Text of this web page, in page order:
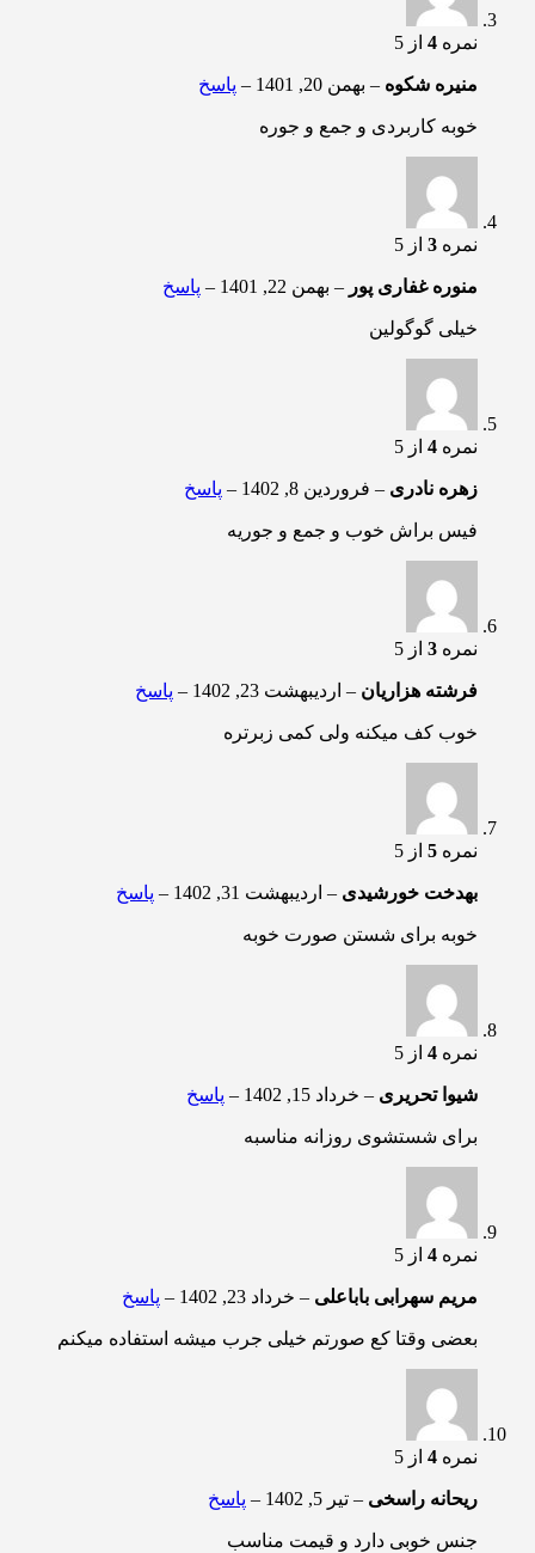
نمره 4 از 5
منیره شکوه – بهمن 20, 1401 – پاسخ
خوبه کاربردی و جمع و جوره
نمره 3 از 5
منوره غفاری پور – بهمن 22, 1401 – پاسخ
خیلی گوگولین
نمره 4 از 5
زهره نادری – فروردین 8, 1402 – پاسخ
فیس براش خوب و جمع و جوریه
نمره 3 از 5
فرشته هزاریان – اردیبهشت 23, 1402 – پاسخ
خوب کف میکنه ولی کمی زبرتره
نمره 5 از 5
بهدخت خورشیدی – اردیبهشت 31, 1402 – پاسخ
خوبه برای شستن صورت خوبه
نمره 4 از 5
شیوا تحریری – خرداد 15, 1402 – پاسخ
برای شستشوی روزانه مناسبه
نمره 4 از 5
مریم سهرابی باباعلی – خرداد 23, 1402 – پاسخ
بعضی وقتا کع صورتم خیلی جرب میشه استفاده میکنم
نمره 4 از 5
ریحانه راسخی – تیر 5, 1402 – پاسخ
جنس خوبی دارد و قیمت مناسب